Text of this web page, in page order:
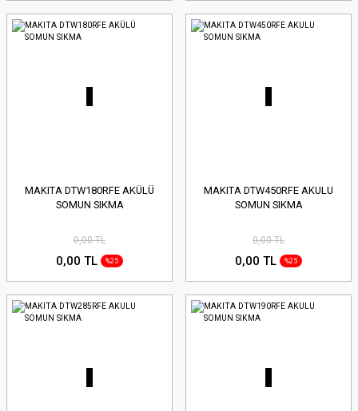
MAKITA DTW180RFE AKÜLÜ
SOMUN SIKMA
0,00 TL
0,00 TL %25
MAKITA DTW450RFE AKULU
SOMUN SIKMA
0,00 TL
0,00 TL %25